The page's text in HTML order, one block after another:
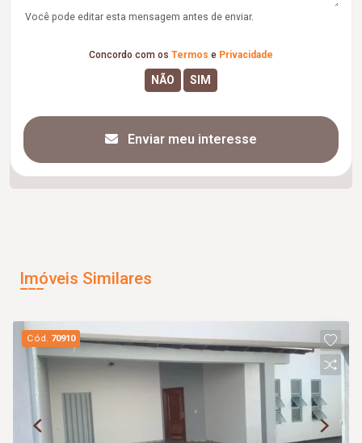
Você pode editar esta mensagem antes de enviar.
Concordo com os Termos e Privacidade
Enviar meu interesse
Imóveis Similares
Cód. 70910